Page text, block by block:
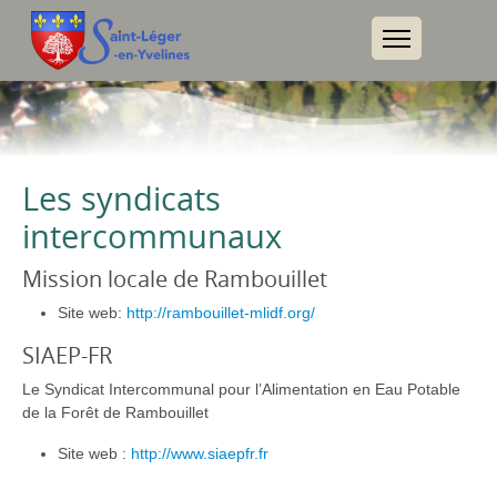
Les syndicats
intercommunaux
Mission locale de Rambouillet
Site web: http://rambouillet-mlidf.org/
SIAEP-FR
Le Syndicat Intercommunal pour l’Alimentation en Eau Potable
de la Forêt de Rambouillet
Site web : http://www.siaepfr.fr